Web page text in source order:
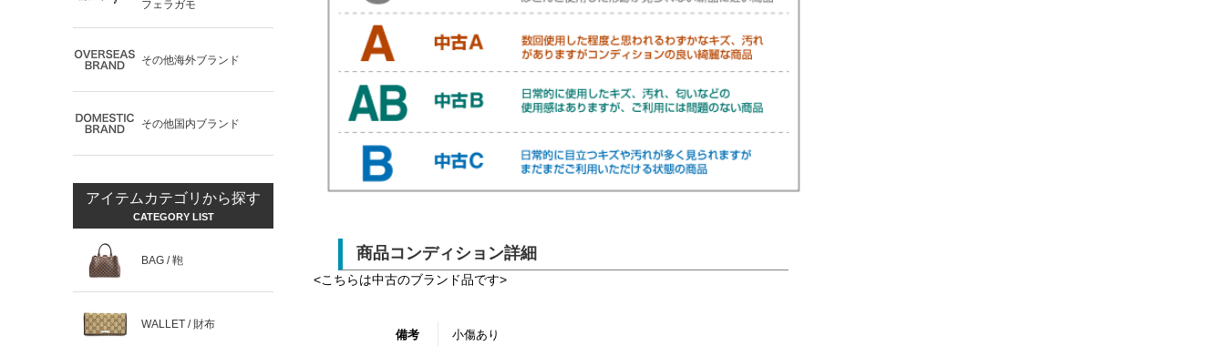
フェラガモ
その他海外ブランド
その他国内ブランド
アイテムカテゴリから探す
CATEGORY LIST
BAG / 鞄
WALLET / 財布
商品コンディション詳細
<こちらは中古のブランド品です>
備考 小傷あり